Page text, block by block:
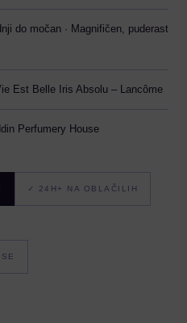
do močan · Magnifičen, puderast
Est Belle Iris Absolu – Lancôme
Perfumery House
✓ 24H+ NA OBLAČILIH